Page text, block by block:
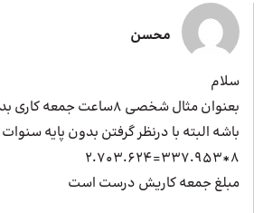
محسن
سلام
بعنوان مثال شخصی 8ساعت
باشه البته با درنظر گرفتن بدون پایه سنوات
8*337.953=2.703.624
مبلغ جمعه کاریش درست است